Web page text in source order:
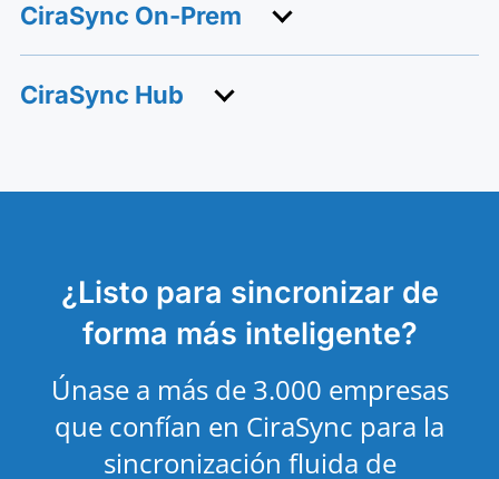
CiraSync On-Prem
CiraSync Hub
¿Listo para sincronizar de
forma más inteligente?
Únase a más de 3.000 empresas
que confían en CiraSync para la
sincronización fluida de